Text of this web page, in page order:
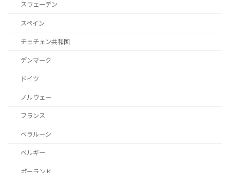
スウェーデン
スペイン
チェチェン共和国
デンマーク
ドイツ
ノルウェー
フランス
ベラルーシ
ベルギー